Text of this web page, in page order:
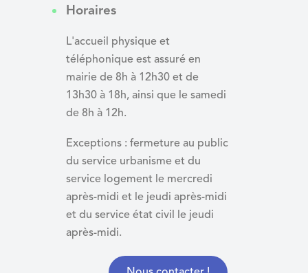
Horaires
L'accueil physique et
téléphonique est assuré en
mairie de 8h à 12h30 et de
13h30 à 18h, ainsi que le samedi
de 8h à 12h.
Exceptions : fermeture au public
du service urbanisme et du
service logement le mercredi
après-midi et le jeudi après-midi
et du service état civil le jeudi
après-midi.